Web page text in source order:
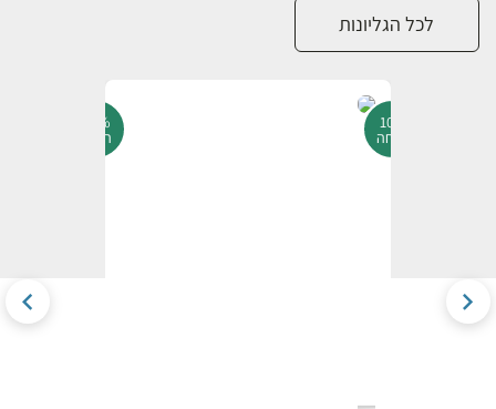
לכל הגליונות
10%
הנחה
10%
הנחה